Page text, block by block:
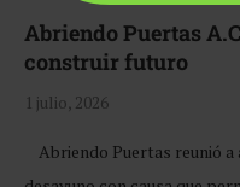
Abriendo Puertas
construir futuro
1 julio, 2026
Abriendo Puertas reunió a